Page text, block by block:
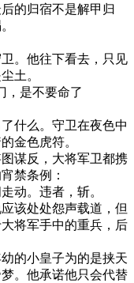
的归宿不是解甲归
。他往下看去，只见
土。
，是不要命了
什么。守卫在夜色中
金色虎符。
谋反，大将军卫都携
禁条例：
动。违者，斩。
该处处怨声载道，但
将军手中的重兵，后
的小皇子为的是挟天
。他承诺他只会代替